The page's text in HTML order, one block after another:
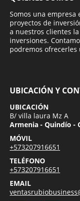
Somos una empresa
proyectos de
a nuestros clientes
inversiones.
podremos
UBICACIÓN Y
UBICACIÓN
B/ villa laura Mz A
Armenia - Quindío -
MÓVIL
+573207916651
TELÉFONO
+573207916651
EMAIL